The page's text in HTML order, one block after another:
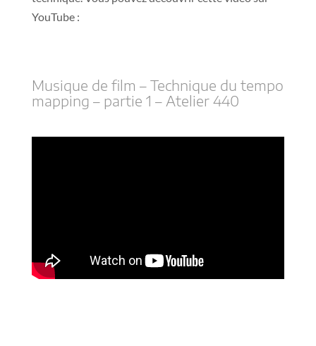
YouTube :
Musique de film – Technique du tempo
mapping – partie 1 – Atelier 440